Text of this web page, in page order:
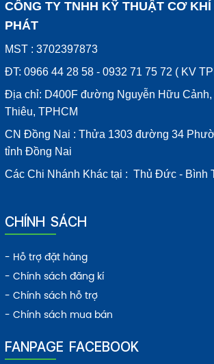
CÔNG TY TNHH KỸ THUẬT CƠ
PHÁT
MST : 3702397873
ĐT: 0966 44 28 58 - 0932 71 75 72 ( KV
Địa chỉ: D400F đường Nguyễn Hữu
Thiêu, TPHCM
CN Đồng Nai : Thửa 1303 đường 34
tỉnh Đồng Nai
Các Chi Nhánh Khác tại : Thủ Đức - Bình
CHÍNH SÁCH
- Hỗ trợ đặt hàng
- Chính sách đăng kí
- Chính sách hỗ trợ
- Chính sách mua bán
FANPAGE FACEBOOK